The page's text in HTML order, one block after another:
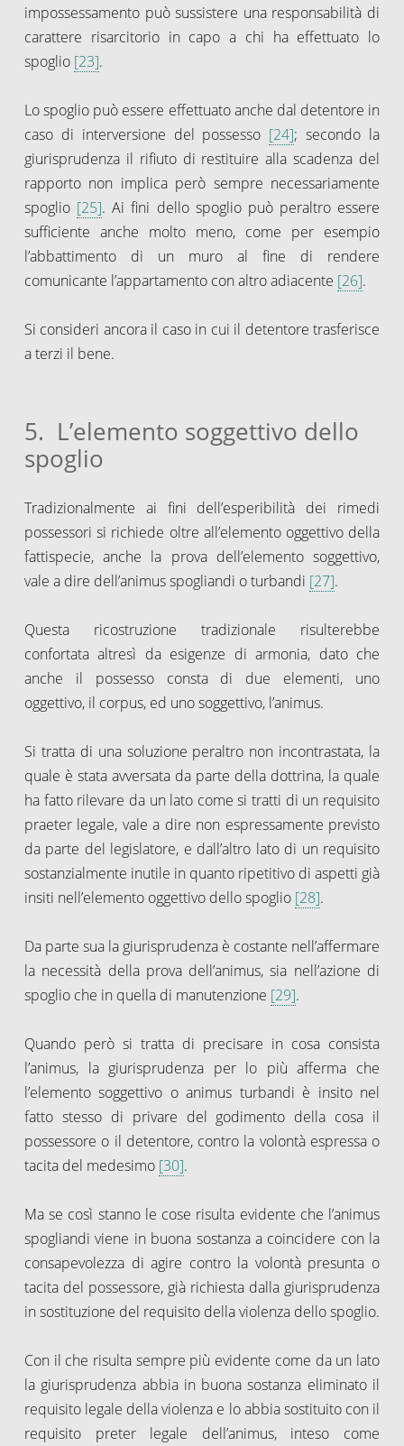
impossessamento può sussistere una responsabilità di
carattere risarcitorio in capo a chi ha effettuato lo
spoglio [23].
Lo spoglio può essere effettuato anche dal detentore in
caso di interversione del possesso [24]; secondo la
giurisprudenza il rifiuto di restituire alla scadenza del
rapporto non implica però sempre necessariamente
spoglio [25]. Ai fini dello spoglio può peraltro essere
sufficiente anche molto meno, come per esempio
l’abbattimento di un muro al fine di rendere
comunicante l’appartamento con altro adiacente [26].
Si consideri ancora il caso in cui il detentore trasferisce
a terzi il bene.
5. L’elemento soggettivo dello
spoglio
Tradizionalmente ai fini dell’esperibilità dei rimedi
possessori si richiede oltre all’elemento oggettivo della
fattispecie, anche la prova dell’elemento soggettivo,
vale a dire dell’animus spogliandi o turbandi [27].
Questa ricostruzione tradizionale risulterebbe
confortata altresì da esigenze di armonia, dato che
anche il possesso consta di due elementi, uno
oggettivo, il corpus, ed uno soggettivo, l’animus.
Si tratta di una soluzione peraltro non incontrastata, la
quale è stata avversata da parte della dottrina, la quale
ha fatto rilevare da un lato come si tratti di un requisito
praeter legale, vale a dire non espressamente previsto
da parte del legislatore, e dall’altro lato di un requisito
sostanzialmente inutile in quanto ripetitivo di aspetti già
insiti nell’elemento oggettivo dello spoglio [28].
Da parte sua la giurisprudenza è costante nell’affermare
la necessità della prova dell’animus, sia nell’azione di
spoglio che in quella di manutenzione [29].
Quando però si tratta di precisare in cosa consista
l’animus, la giurisprudenza per lo più afferma che
l’elemento soggettivo o animus turbandi è insito nel
fatto stesso di privare del godimento della cosa il
possessore o il detentore, contro la volontà espressa o
tacita del medesimo [30].
Ma se così stanno le cose risulta evidente che l’animus
spogliandi viene in buona sostanza a coincidere con la
consapevolezza di agire contro la volontà presunta o
tacita del possessore, già richiesta dalla giurisprudenza
in sostituzione del requisito della violenza dello spoglio.
Con il che risulta sempre più evidente come da un lato
la giurisprudenza abbia in buona sostanza eliminato il
requisito legale della violenza e lo abbia sostituito con il
requisito preter legale dell’animus, inteso come